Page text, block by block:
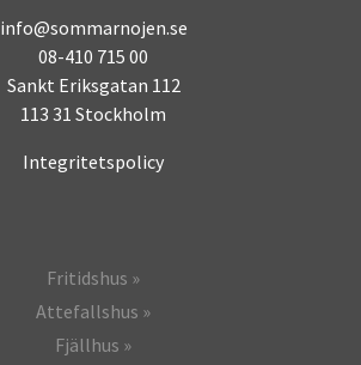
info@sommarnojen.se
08-410 715 00
Sankt Eriksgatan 112
113 31 Stockholm
Integritetspolicy
Fritidshus
Attefallshus
Fjällhus